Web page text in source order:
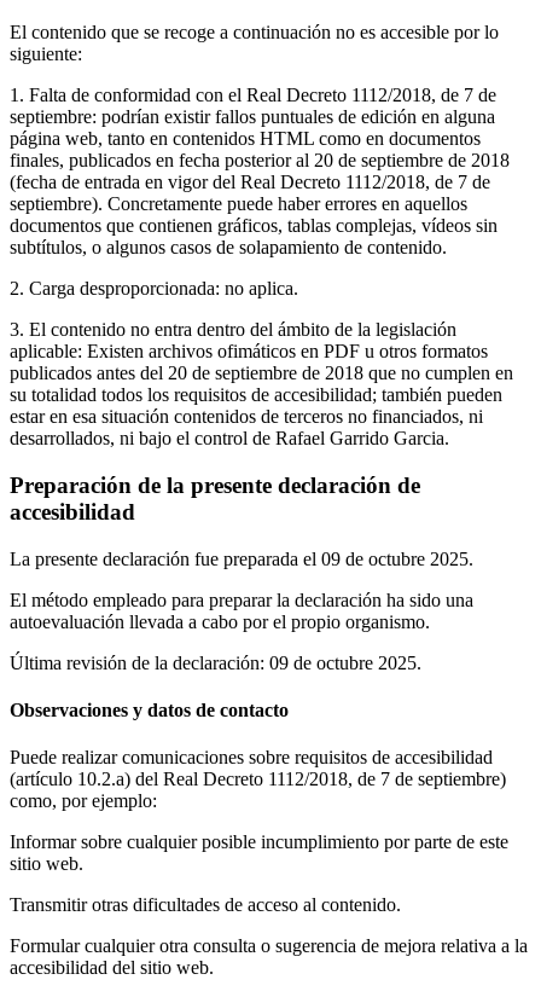
El contenido que se recoge a continuación no es accesible por lo
siguiente:
1. Falta de conformidad con el Real Decreto 1112/2018, de 7 de
septiembre: podrían existir fallos puntuales de edición en alguna
página web, tanto en contenidos HTML como en documentos
finales, publicados en fecha posterior al 20 de septiembre de 2018
(fecha de entrada en vigor del Real Decreto 1112/2018, de 7 de
septiembre). Concretamente puede haber errores en aquellos
documentos que contienen gráficos, tablas complejas, vídeos sin
subtítulos, o algunos casos de solapamiento de contenido.
2. Carga desproporcionada: no aplica.
3. El contenido no entra dentro del ámbito de la legislación
aplicable: Existen archivos ofimáticos en PDF u otros formatos
publicados antes del 20 de septiembre de 2018 que no cumplen en
su totalidad todos los requisitos de accesibilidad; también pueden
estar en esa situación contenidos de terceros no financiados, ni
desarrollados, ni bajo el control de Rafael Garrido Garcia.
Preparación de la presente declaración de
accesibilidad
La presente declaración fue preparada el 09 de octubre 2025.
El método empleado para preparar la declaración ha sido una
autoevaluación llevada a cabo por el propio organismo.
Última revisión de la declaración: 09 de octubre 2025.
Observaciones y datos de contacto
Puede realizar comunicaciones sobre requisitos de accesibilidad
(artículo 10.2.a) del Real Decreto 1112/2018, de 7 de septiembre)
como, por ejemplo:
Informar sobre cualquier posible incumplimiento por parte de este
sitio web.
Transmitir otras dificultades de acceso al contenido.
Formular cualquier otra consulta o sugerencia de mejora relativa a la
accesibilidad del sitio web.